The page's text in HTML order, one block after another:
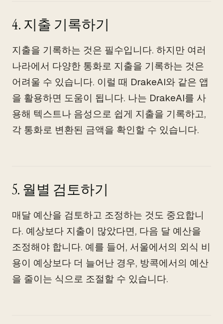
4. 지출 기록하기
지출을 기록하는 것은 필수입니다. 하지만 여러
나라에서 다양한 통화로 지출을 기록하는 것은
어려울 수 있습니다. 이럴 때 DrakeAI와 같은 앱
을 활용하면 도움이 됩니다. 나는 DrakeAI를 사
용해 텍스트나 음성으로 쉽게 지출을 기록하고,
각 통화로 변환된 금액을 확인할 수 있습니다.
5. 월별 검토하기
매달 예산을 검토하고 조정하는 것도 중요합니
다. 예상보다 지출이 많았다면, 다음 달 예산을
조정해야 합니다. 예를 들어, 서울에서의 외식 비
용이 예상보다 더 늘어난 경우, 방콕에서의 예산
을 줄이는 식으로 조절할 수 있습니다.